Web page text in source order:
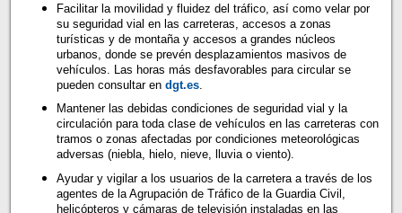
Facilitar la movilidad y fluidez del tráfico, así como velar por
su seguridad vial en las carreteras, accesos a zonas
turísticas y de montaña y accesos a grandes núcleos
urbanos, donde se prevén desplazamientos masivos de
vehículos. Las horas más desfavorables para circular se
pueden consultar en dgt.es.
Mantener las debidas condiciones de seguridad vial y la
circulación para toda clase de vehículos en las carreteras con
tramos o zonas afectadas por condiciones meteorológicas
adversas (niebla, hielo, nieve, lluvia o viento).
Ayudar y vigilar a los usuarios de la carretera a través de los
agentes de la Agrupación de Tráfico de la Guardia Civil,
helicópteros y cámaras de televisión instaladas en las